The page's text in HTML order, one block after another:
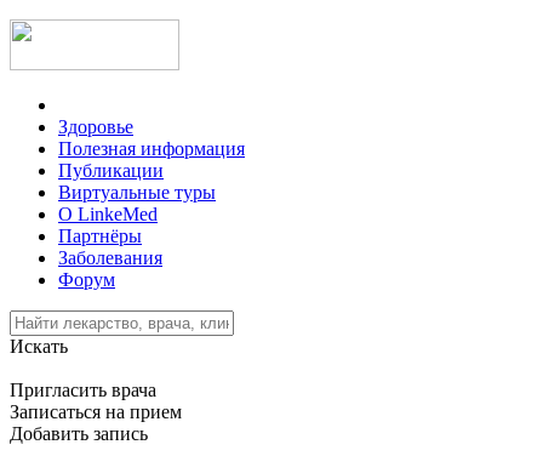
Здоровье
Полезная информация
Публикации
Виртуальные туры
О LinkeMed
Партнёры
Заболевания
Форум
Искать
Пригласить врача
Записаться на прием
Добавить запись